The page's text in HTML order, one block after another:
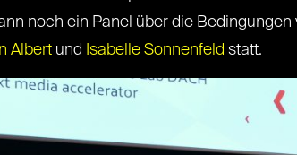
noch ein Panel über die
Albertund Isabelle Sonnenfeld statt.